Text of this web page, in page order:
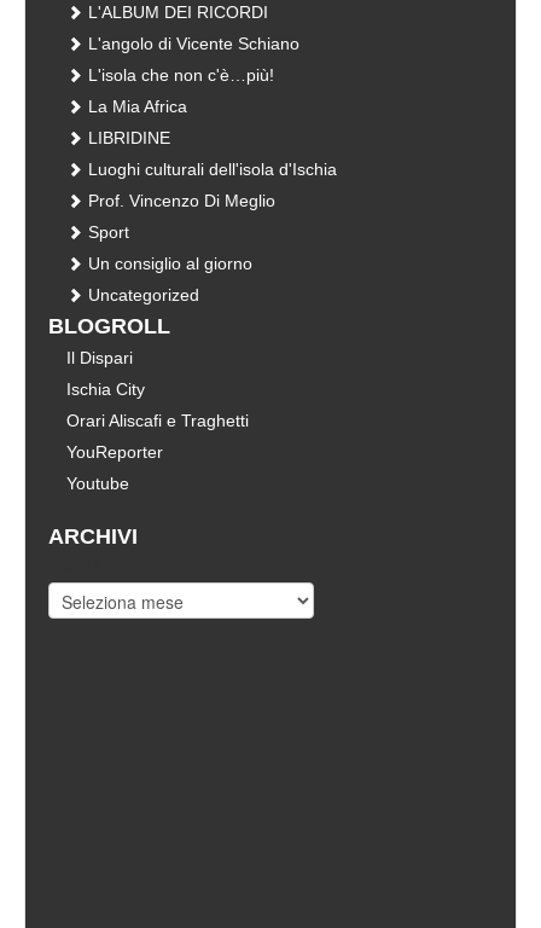
L'ALBUM DEI RICORDI
L'angolo di Vicente Schiano
L'isola che non c'è…più!
La Mia Africa
LIBRIDINE
Luoghi culturali dell'isola d'Ischia
Prof. Vincenzo Di Meglio
Sport
Un consiglio al giorno
Uncategorized
BLOGROLL
Il Dispari
Ischia City
Orari Aliscafi e Traghetti
YouReporter
Youtube
ARCHIVI